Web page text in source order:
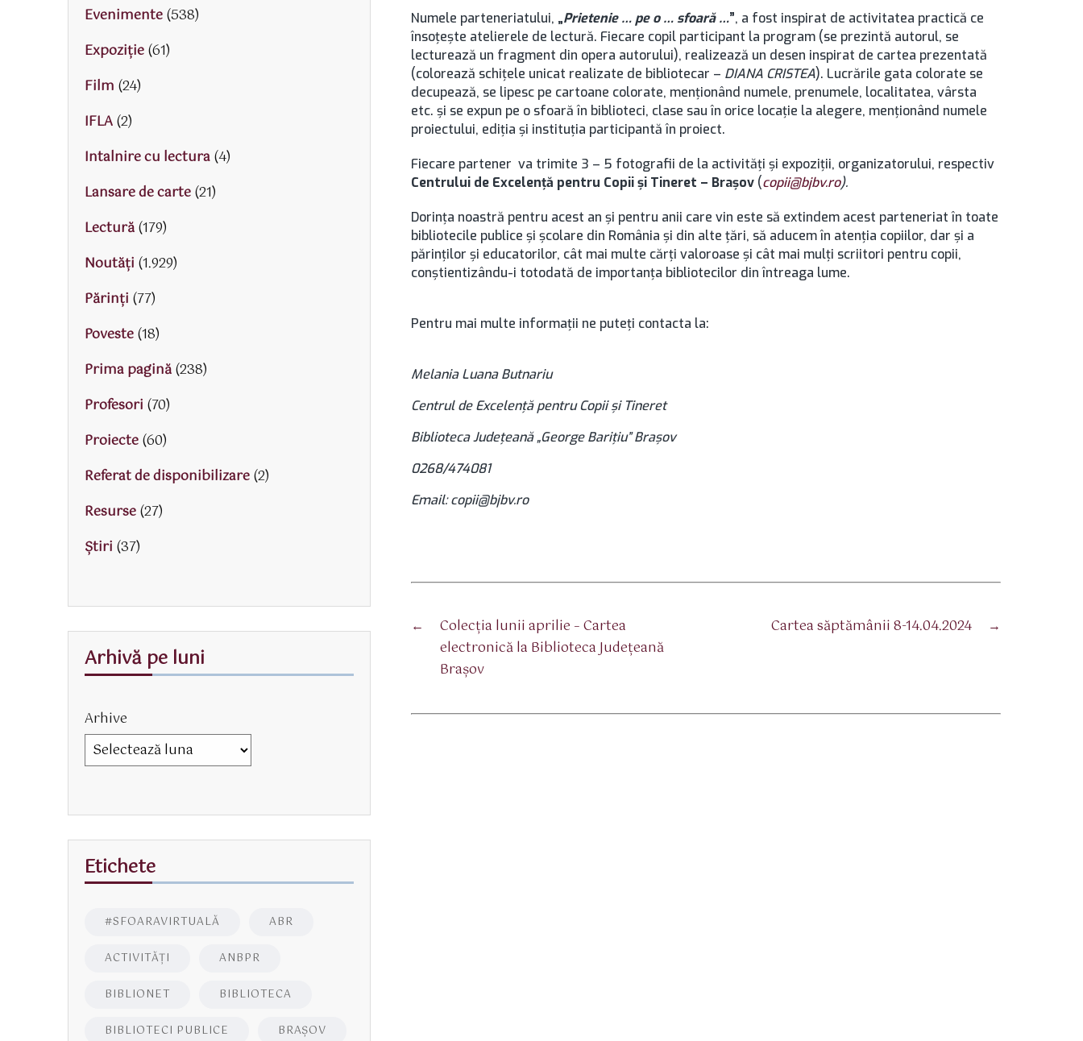
Numele parteneriatului, „Prietenie … pe o … sfoară …”, a fost inspirat de activitatea practică ce
însoțește atelierele de lectură. Fiecare copil participant la program (se prezintă autorul, se
lecturează un fragment din opera autorului), realizează un desen inspirat de cartea prezentată
(colorează schiţele unicat realizate de bibliotecar – DIANA CRISTEA). Lucrările gata colorate se
decupează, se lipesc pe cartoane colorate, menţionând numele, prenumele, localitatea, vârsta
etc. şi se expun pe o sfoară în biblioteci, clase sau în orice locaţie la alegere, menţionând numele
proiectului, ediţia şi instituţia participantă în proiect.
Fiecare partener va trimite 3 – 5 fotografii de la activităţi şi expoziţii, organizatorului, respectiv
Centrului de Excelență pentru Copii și Tineret – Brașov (copii@bjbv.ro).
Dorința noastră pentru acest an și pentru anii care vin este să extindem acest parteneriat în toate
bibliotecile publice şi şcolare din România şi din alte ţări, să aducem în atenția copiilor, dar și a
părinților și educatorilor, cât mai multe cărți valoroase și cât mai mulți scriitori pentru copii,
conştientizându-i totodată de importanţa bibliotecilor din întreaga lume.
Pentru mai multe informații ne puteți contacta la:
Melania Luana Butnariu
Centrul de Excelență pentru Copii și Tineret
Biblioteca Județeană „George Barițiu” Brașov
0268/474081
Email:copii@bjbv.ro
←
Colecţia lunii aprilie – Cartea
electronică la Biblioteca Judeţeană
Braşov
→
Cartea săptămânii 8-14.04.2024
Evenimente(538)
Expoziție(61)
Film (24)
IFLA(2)
Intalnire cu lectura(4)
Lansare de carte(21)
Lectură(179)
Noutăți (1.929)
Părinţi (77)
Poveste(18)
Prima pagină(238)
Profesori (70)
Proiecte(60)
Referat de disponibilizare(2)
Resurse(27)
Știri (37)
Arhivă pe luni
Arhive
Etichete
#SFOARAVIRTUALĂ ABR
ACTIVITĂŢI ANBPR
BIBLIONET BIBLIOTECA
BIBLIOTECI PUBLICE BRAŞOV